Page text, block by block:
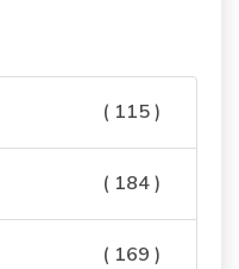
( 115 )
( 184 )
( 169 )